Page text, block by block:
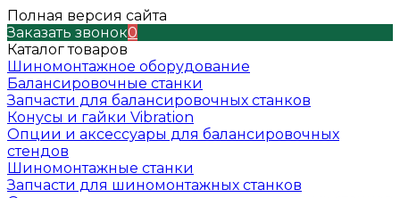
Полная версия сайта
Заказать звонок0
Каталог товаров
Шиномонтажное оборудование
Балансировочные станки
Запчасти для балансировочных станков
Конусы и гайки Vibration
Опции и аксессуары для балансировочных
стендов
Шиномонтажные станки
Запчасти для шиномонтажных станков